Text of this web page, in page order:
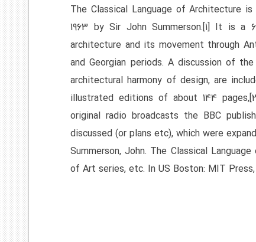
The Classical Language of Architecture
1963 by Sir John Summerson.[1] It is
architecture and its movement through
and Georgian periods. A discussion of
architectural harmony of design, are
illustrated editions of about 144
original radio broadcasts the BBC
discussed (or plans etc), which were
Summerson, John. The Classical
of Art series, etc. In US Boston: MIT